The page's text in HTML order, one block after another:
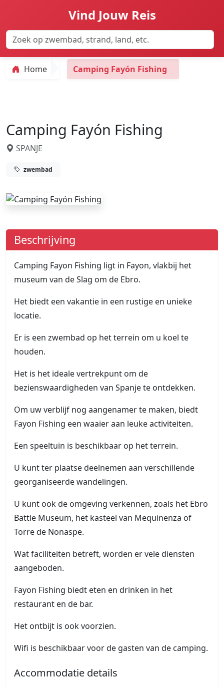
Vind Jouw Reis
Home Camping Fayón Fishing
Camping Fayón Fishing
SPANJE
zwembad
Beschrijving
Camping Fayon Fishing ligt in Fayon, vlakbij het
museum van de Slag om de Ebro.
Het biedt een vakantie in een rustige en unieke
locatie.
Er is een zwembad op het terrein om u koel te
houden.
Het is het ideale vertrekpunt om de
bezienswaardigheden van Spanje te ontdekken.
Om uw verblijf nog aangenamer te maken, biedt
Fayon Fishing een waaier aan leuke activiteiten.
Een speeltuin is beschikbaar op het terrein.
U kunt ter plaatse deelnemen aan verschillende
georganiseerde wandelingen.
U kunt ook de omgeving verkennen, zoals het Ebro
Battle Museum, het kasteel van Mequinenza of
Torre de Nonaspe.
Wat faciliteiten betreft, worden er vele diensten
aangeboden.
Fayon Fishing biedt eten en drinken in het
restaurant en de bar.
Het ontbijt is ook voorzien.
Wifi is beschikbaar voor de gasten van de camping.
Accommodatie details